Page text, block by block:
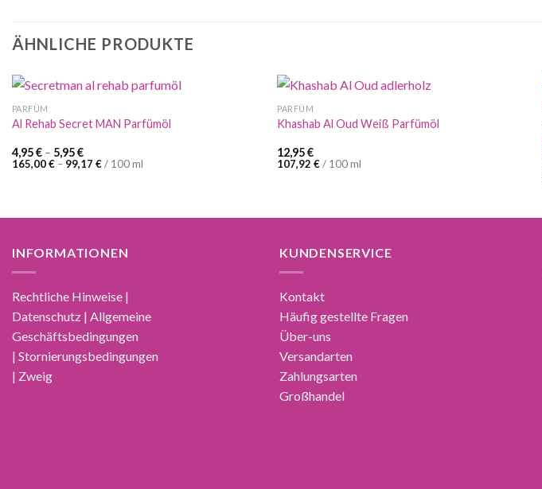
ÄHNLICHE PRODUKTE
PARFÜM
Al Rehab Secret MAN Parfümöl
4,95€– 5,95€
165,00€– 99,17 €/ 100 ml
PARFÜM
Khashab Al Oud Weiß Parfümöl
12,95€
107,92€/ 100 ml
INFORMATIONEN
Rechtliche Hinweise |
Datenschutz | Allgemeine
Geschäftsbedingungen
| Stornierungsbedingungen
| Zweig
KUNDENSERVICE
Kontakt
Häufig gestellte Fragen
Über-uns
Versandarten
Zahlungsarten
Großhandel